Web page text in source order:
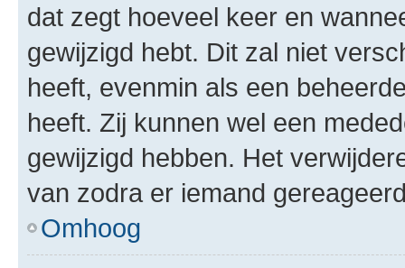
dat zegt hoeveel keer en
gewijzigd hebt. Dit zal niet
heeft, evenmin als een
heeft. Zij kunnen wel een
gewijzigd hebben. Het
van zodra er iemand
Omhoog